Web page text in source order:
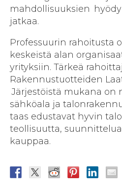
mahdollisuuksien
jatkaa.
Professuurin rahoitusta
keskeistä alan
yrityksiin. Tärkeä
Rakennustuotteiden
Järjestöistä mukana on
sähköala ja
taas edustavat hyvin
teollisuutta,
kauppaa.